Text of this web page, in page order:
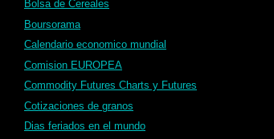
Bolsa de Cereales
Boursorama
Calendario economico mundial
Comision EUROPEA
Commodity Futures Charts y Futures
Cotizaciones de granos
Dias feriados en el mundo